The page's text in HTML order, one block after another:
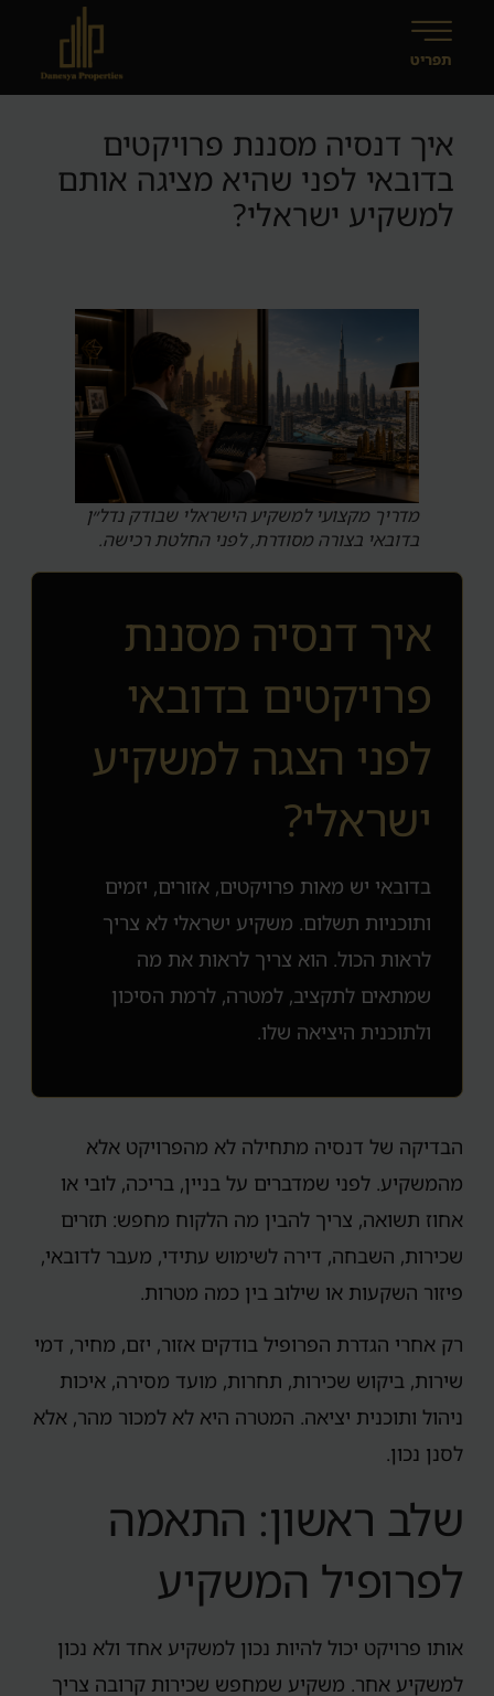
איך דנסיה מסננת פרויקטים
בדובאי לפני שהיא מציגה אותם
למשקיע ישראלי?
מדריך מקצועי למשקיע הישראלי שבודק נדל״ן
בדובאי בצורה מסודרת, לפני החלטת רכישה.
איך דנסיה מסננת
פרויקטים בדובאי
לפני הצגה למשקיע
ישראלי?
בדובאי יש מאות פרויקטים, אזורים, יזמים
ותוכניות תשלום. משקיע ישראלי לא צריך
לראות הכול. הוא צריך לראות את מה
שמתאים לתקציב, למטרה, לרמת הסיכון
ולתוכנית היציאה שלו.
הבדיקה של דנסיה מתחילה לא מהפרויקט אלא
מהמשקיע. לפני שמדברים על בניין, בריכה, לובי או
אחוז תשואה, צריך להבין מה הלקוח מחפש: תזרים
שכירות, השבחה, דירה לשימוש עתידי, מעבר לדובאי,
פיזור השקעות או שילוב בין כמה מטרות.
רק אחרי הגדרת הפרופיל בודקים אזור, יזם, מחיר, דמי
שירות, ביקוש שכירות, תחרות, מועד מסירה, איכות
ניהול ותוכנית יציאה. המטרה היא לא למכור מהר, אלא
לסנן נכון.
שלב ראשון: התאמה
לפרופיל המשקיע
אותו פרויקט יכול להיות נכון למשקיע אחד ולא נכון
למשקיע אחר. משקיע שמחפש שכירות קרובה צריך